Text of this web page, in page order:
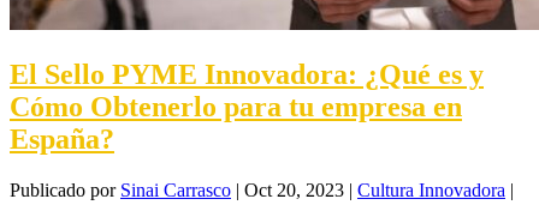
El Sello PYME Innovadora: ¿Qué es y
Cómo Obtenerlo para tu empresa en
España?
Publicado por Sinai Carrasco | Oct 20, 2023 | Cultura Innovadora |